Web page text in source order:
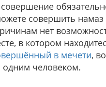
совершить
нет
в котором
в мечети,
человеком.